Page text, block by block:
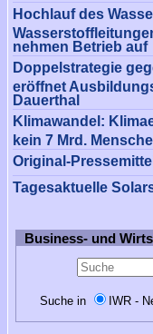
Hochlauf des
nehmen Betrieb auf
Doppelstrategie
eröffnet
Dauerthal
Klimawandel:
kein 7 Mrd.
Original-
Tagesaktuelle
Business- und
Suche in IWR -